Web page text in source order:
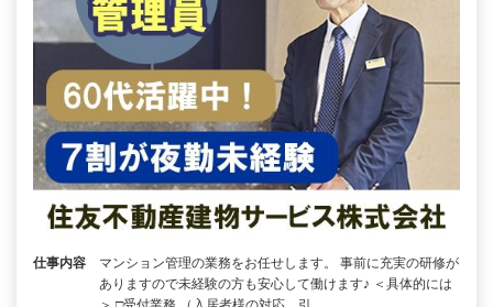
仕事内容
マンション管理の業務をお任せします。 事前に充実の研修が
ありますので未経験の方も安心して働けます♪ ＜具体的には